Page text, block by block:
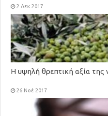
2 Δεκ 2017
H υψηλή θρεπτική αξία της
26 Νοέ 2017